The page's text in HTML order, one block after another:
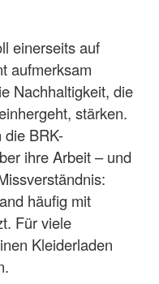
einerseits auf
aufmerksam
Nachhaltigkeit, die
stärken.
die BRK-
ihre Arbeit – und
häufig mit
Für viele
Kleiderladen